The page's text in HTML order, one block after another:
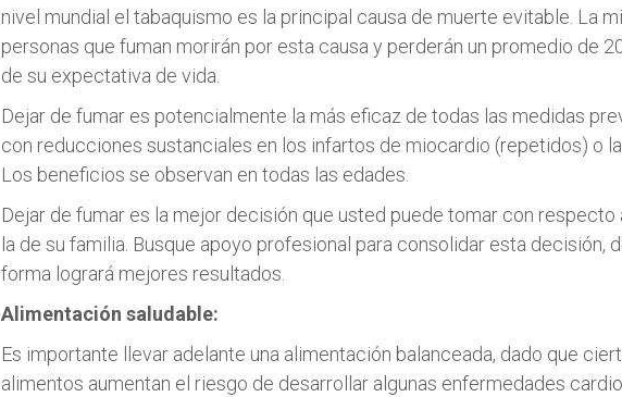
nivel mundial el tabaquismo es la principal causa de muerte evitable. La
personas que fuman morirán por esta causa y perderán un promedio de
de su expectativa de vida.
Dejar de fumar es potencialmente la más eficaz de todas las medidas
con reducciones sustanciales en los infartos de miocardio (repetidos) o
Los beneficios se observan en todas las edades.
Dejar de fumar es la mejor decisión que usted puede tomar con respecto
la de su familia. Busque apoyo profesional para consolidar esta decisión,
forma logrará mejores resultados.
Alimentación saludable:
Es importante llevar adelante una alimentación balanceada, dado que
alimentos aumentan el riesgo de desarrollar algunas enfermedades